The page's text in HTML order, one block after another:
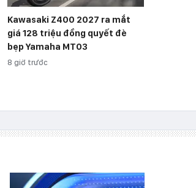
Kawasaki Z400 2027 ra mắt
giá 128 triệu đồng quyết đè
bẹp Yamaha MT03
8 giờ trước